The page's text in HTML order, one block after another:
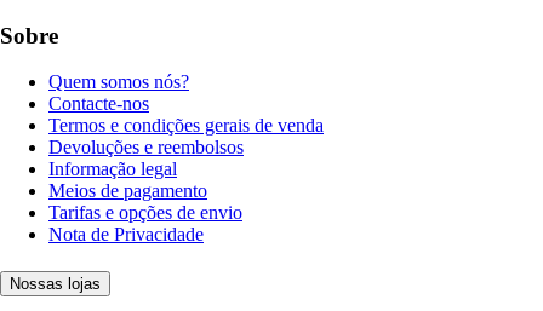
Sobre
Quem somos nós?
Contacte-nos
Termos e condições gerais de venda
Devoluções e reembolsos
Informação legal
Meios de pagamento
Tarifas e opções de envio
Nota de Privacidade
Nossas lojas